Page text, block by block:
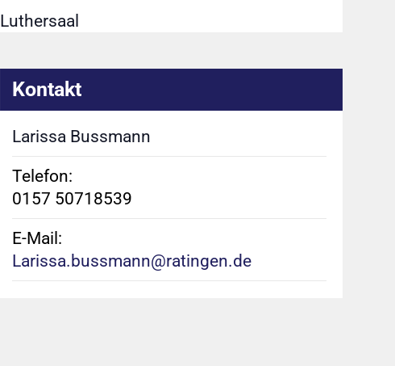
Luthersaal
Kontakt
Larissa Bussmann
Telefon:
0157 50718539
E-Mail:
Larissa.bussmann@ratingen.de